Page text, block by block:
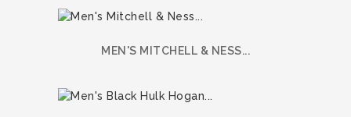
MEN'S MITCHELL & NESS...